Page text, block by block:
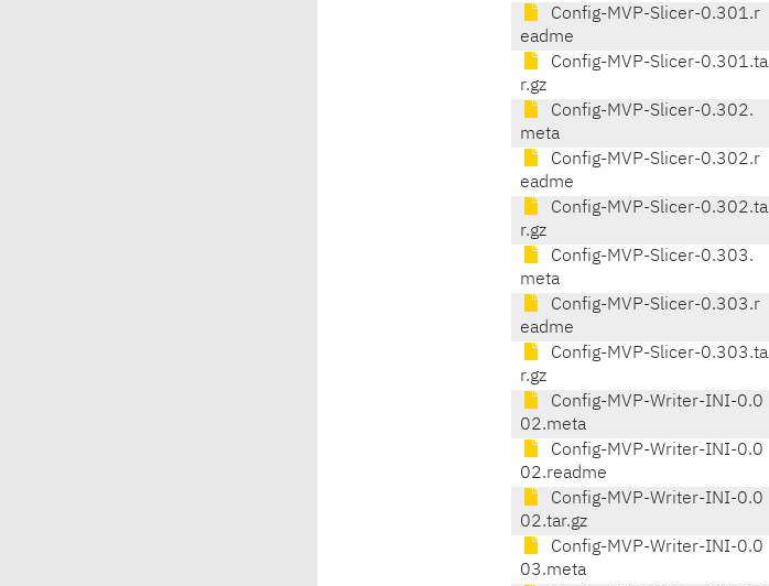
Config-MVP-Slicer-0.301.r
eadme
Config-MVP-Slicer-0.301.ta
r.gz
Config-MVP-Slicer-0.302.
meta
Config-MVP-Slicer-0.302.r
eadme
Config-MVP-Slicer-0.302.ta
r.gz
Config-MVP-Slicer-0.303.
meta
Config-MVP-Slicer-0.303.r
eadme
Config-MVP-Slicer-0.303.ta
r.gz
Config-MVP-Writer-INI-0.0
02.meta
Config-MVP-Writer-INI-0.0
02.readme
Config-MVP-Writer-INI-0.0
02.tar.gz
Config-MVP-Writer-INI-0.0
03.meta